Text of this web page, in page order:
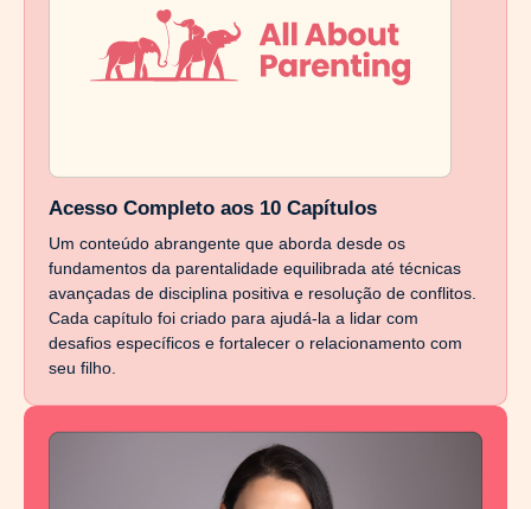
Acesso Completo aos 10 Capítulos
Um conteúdo abrangente que aborda desde os
fundamentos da parentalidade equilibrada até técnicas
avançadas de disciplina positiva e resolução de conflitos.
Cada capítulo foi criado para ajudá-la a lidar com
desafios específicos e fortalecer o relacionamento com
seu filho.